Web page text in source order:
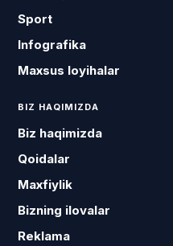
Sport
Infografika
Maxsus loyihalar
BIZ HAQIMIZDA
Biz haqimizda
Qoidalar
Maxfiylik
Bizning ilovalar
Reklama